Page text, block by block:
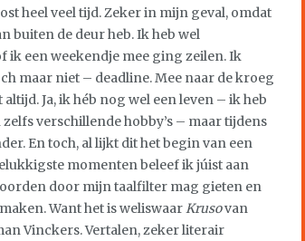
heel veel tijd. Zeker in mijn geval, omdat
buiten de deur heb. Ik heb wel
ik een weekendje mee ging zeilen. Ik
maar niet – deadline. Mee naar de kroeg
Ja, ik héb nog wel een leven – ik heb
verschillende hobby’s – maar tijdens
En toch, al lijkt dit het begin van een
momenten beleef ik júist aan
door mijn taalfilter mag gieten en
Want het is weliswaarKrusovan
Vinckers. Vertalen, zeker literair